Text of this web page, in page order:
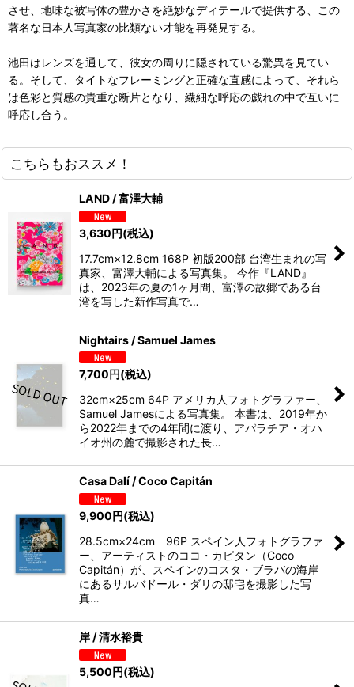
させ、地味な被写体の豊かさを絶妙なディテールで提供する、この
著名な日本人写真家の比類ない才能を再発見する。
池田はレンズを通して、彼女の周りに隠されている驚異を見てい
る。そして、タイトなフレーミングと正確な直感によって、それら
は色彩と質感の貴重な断片となり、繊細な呼応の戯れの中で互いに
呼応し合う。
こちらもおススメ！
LAND / 富澤大輔
3,630円(税込)
17.7cm×12.8cm 168P 初版200部 台湾生まれの写
真家、富澤大輔による写真集。 今作『LAND』
は、2023年の夏の1ヶ月間、富澤の故郷である台
湾を写した新作写真で…
Nightairs / Samuel James
7,700円(税込)
32cm×25cm 64P アメリカ人フォトグラファー、
Samuel Jamesによる写真集。 本書は、2019年か
ら2022年までの4年間に渡り、アパラチア・オハ
イオ州の麓で撮影された長…
Casa Dalí / Coco Capitán
9,900円(税込)
28.5cm×24cm 96P スペイン人フォトグラファ
ー、アーティストのココ・カピタン（Coco
Capitán）が、スペインのコスタ・ブラバの海岸
にあるサルバドール・ダリの邸宅を撮影した写
真…
岸 / 清水裕貴
5,500円(税込)